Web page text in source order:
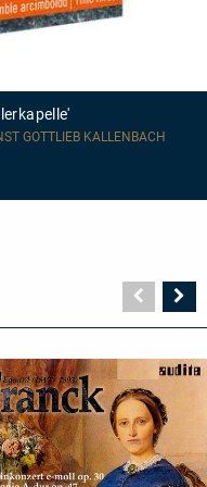
GOTTLIEB KALLENBACH
Seite